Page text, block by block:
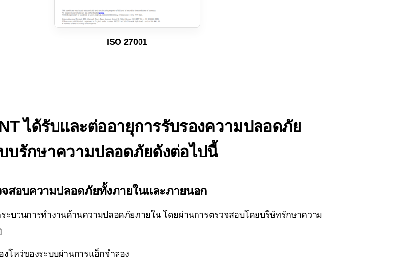
ISO 27001
ได้รับและต่ออายุการรับรองความปลอดภัย
บรักษาความปลอดภัยดังต่อไปนี้
จสอบความปลอดภัยทั้งภายในและภายนอก
ระบวนการทำงานด้านความปลอดภัยภายใน โดยผ่านการตรวจสอบโดยบริษัทรักษาความ
โหว่ของระบบผ่านการแฮ็กจำลอง